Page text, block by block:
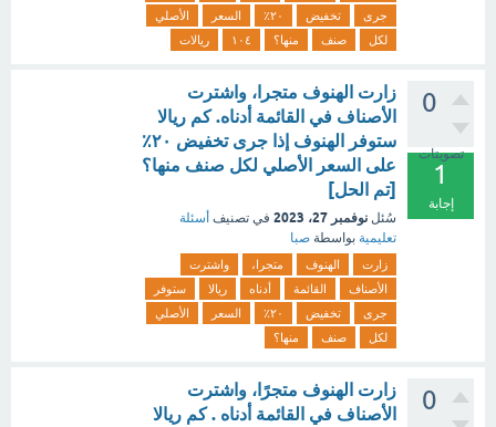
جرى
تخفيض ٢٠٪ السعر
الأصلي
لكل
صنف منها؟ ١٠٤ ريالات
0
تصويتات
1
إجابة
زارت الهنوف متجرا، واشترت
الأصناف في القائمة أدناه. كم ريالا
ستوفر الهنوف إذا جرى تخفيض ٢٠٪
على السعر الأصلي لكل صنف منها؟
[تم الحل]
سُئل نوفمبر 27، 2023 في تصنيف أسئلة
تعليمية بواسطة صبا
زارت الهنوف متجرا،
واشترت
الأصناف
القائمة أدناه ريالا
ستوفر
جرى
تخفيض ٢٠٪ السعر
الأصلي
لكل
صنف منها؟
0
زارت الهنوف متجرًا، واشترت
الأصناف في القائمة أدناه . كم ريالا